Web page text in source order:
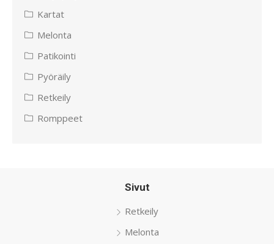
Kartat
Melonta
Patikointi
Pyöräily
Retkeily
Romppeet
Sivut
Retkeily
Melonta